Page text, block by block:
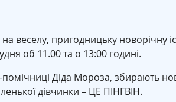
веселу, пригодницьку новорічну
об 11.00 та о 13:00 годині.
Діда Мороза, збирають
дівчинки – ЦЕ ПІНГВІН.